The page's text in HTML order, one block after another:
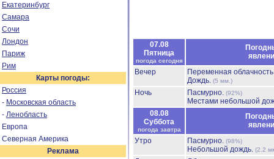
Екатеринбург
Самара
Сочи
Лондон
Париж
Рим
Карты погоды:
Россия
- Московская область
- Ленобласть
Европа
Северная Америка
Реклама
07.08
Пятница
погода сегодня
Вечер
Переменная
Дождь. (5 мм.)
Ночь Пасмурно. (92%)
Местами небольшой
08.08
Суббота
погода завтра
Утро
Пасмурно. (98%)
Небольшой дождь. (2.2